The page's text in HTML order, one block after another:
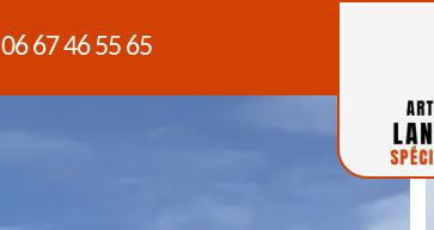
06 67 46 55 65